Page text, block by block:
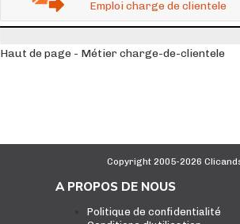
Emploi charge de clientele
Haut de page - Métier charge-de-clientele
Copyright 2005-2026
A PROPOS DE NOUS
Politique de confidentialité